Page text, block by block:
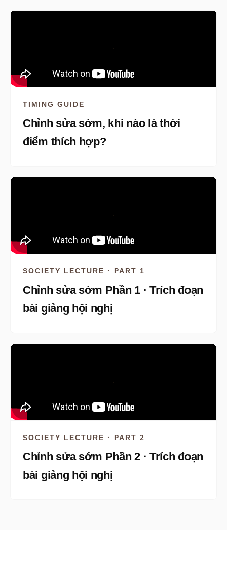
TIMING GUIDE
Chỉnh sửa sớm, khi nào là thời
điểm thích hợp?
SOCIETY LECTURE · PART 1
Chỉnh sửa sớm Phần 1 · Trích đoạn
bài giảng hội nghị
SOCIETY LECTURE · PART 2
Chỉnh sửa sớm Phần 2 · Trích đoạn
bài giảng hội nghị